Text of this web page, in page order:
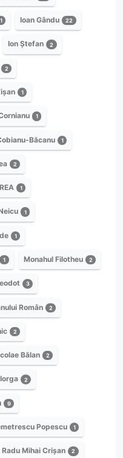
1 Ioan Gându 22
Ion Ștefan 2
2
1
1
Băcanu 1
2
1
1
1
1 Monahul Filotheu 2
3
Român 2
2
Bălan 2
2
9
Popescu 1
Radu Mihai Crișan 2